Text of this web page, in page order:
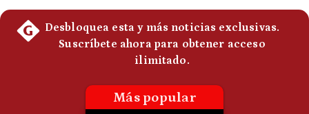
Politica
De
Cookies